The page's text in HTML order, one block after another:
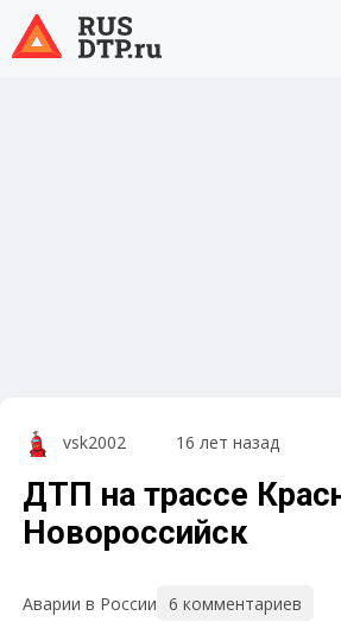
vsk2002 16 лет назад
ДТП на трассе
Новороссийск
Аварии в России 6 комментариев